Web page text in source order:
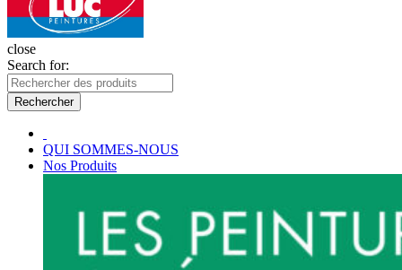
close
Search for:
Rechercher
QUI SOMMES-NOUS
Nos Produits